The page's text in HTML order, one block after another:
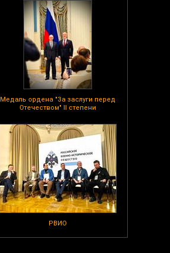
Медаль ордена "За заслуги перед
Отечеством" II степени
РВИО